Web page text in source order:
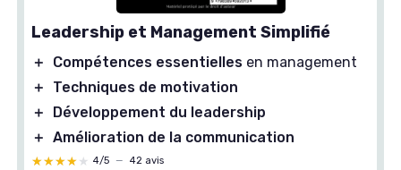
Leadership et Management Simplifié
＋ Compétences essentielles en management
＋
Techniques de motivation
＋
Développement du leadership
＋ Amélioration de la communication
★★★★★
★★★★★ 4/5 — 42 avis